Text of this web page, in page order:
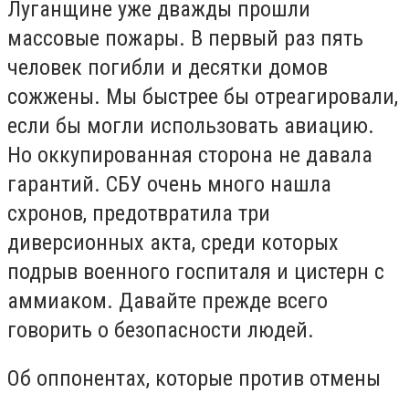
Луганщине уже дважды прошли
массовые пожары. В первый раз пять
человек погибли и десятки домов
сожжены. Мы быстрее бы отреагировали,
если бы могли использовать авиацию.
Но оккупированная сторона не давала
гарантий. СБУ очень много нашла
схронов, предотвратила три
диверсионных акта, среди которых
подрыв военного госпиталя и цистерн с
аммиаком. Давайте прежде всего
говорить о безопасности людей.
Об оппонентах, которые против отмены